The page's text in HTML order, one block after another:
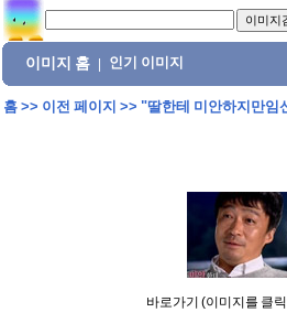
이미지 홈 인기 이미지
홈>> 이전 페이지 >> "딸한테 미안하지만임
바로가기 (이미지를 클